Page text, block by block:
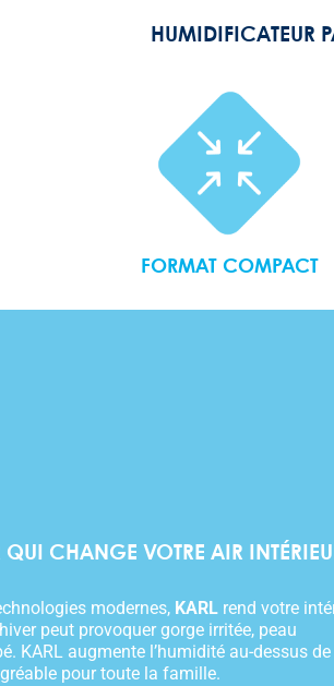
HUMIDIFICATEUR
FORMAT COMPACT
CHANGE VOTRE AIR
modernes, KARLrend votre
peut provoquer gorge irritée, peau
KARL augmente l’humidité au-dessus de
pour toute la famille.